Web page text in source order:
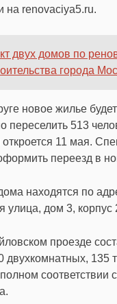
на renovaciya5.ru.
двух домов по
города
новое жилье
513
11 мая.
переезд в
находятся по
улица, дом 3, корпус
проезде
135